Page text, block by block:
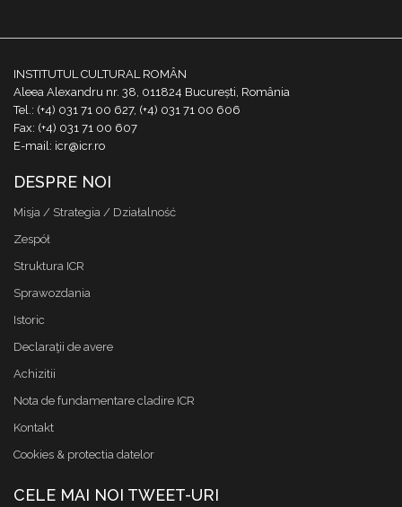
INSTITUTUL CULTURAL ROMÂN
Aleea Alexandru nr. 38, 011824 București, România
Tel.: (+4) 031 71 00 627, (+4) 031 71 00 606
Fax: (+4) 031 71 00 607
E-mail: icr@icr.ro
DESPRE NOI
Misja / Strategia / Działalność
Zespół
Struktura ICR
Sprawozdania
Istoric
Declaraţii de avere
Achizitii
Nota de fundamentare cladire ICR
Kontakt
Cookies & protectia datelor
CELE MAI NOI TWEET-URI